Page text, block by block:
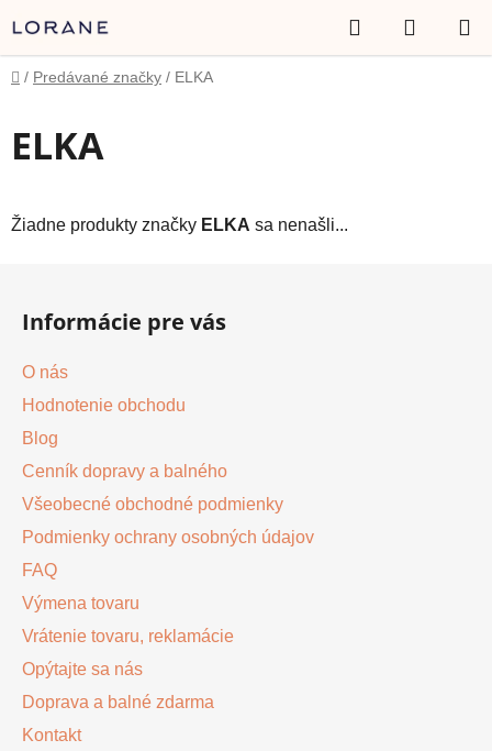
na
obsah
Hľadať
KOŠÍK
Domov
/ Predávané značky / ELKA
ELKA
Žiadne produkty značky ELKA sa nenašli...
Informácie pre vás
O nás
Hodnotenie obchodu
Blog
Cenník dopravy a balného
Všeobecné obchodné podmienky
Podmienky ochrany osobných údajov
FAQ
Výmena tovaru
Vrátenie tovaru, reklamácie
Opýtajte sa nás
Doprava a balné zdarma
Kontakt